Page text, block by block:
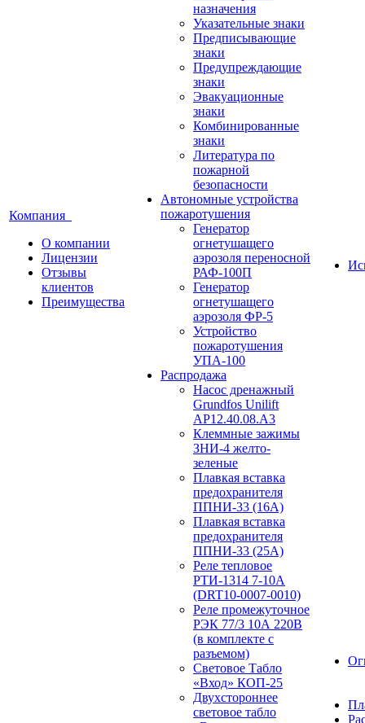
Компания
О компании
Лицензии
Отзывы
клиентов
Преимущества
назначения
Указательные знаки
Предписывающие
знаки
Предупреждающие
знаки
Эвакуационные
знаки
Комбинированные
знаки
Литература по
пожарной
безопасности
Автономные устройства
пожаротушения
Генератор
огнетушащего
аэрозоля переносной
РАФ-100П
Генератор
огнетушащего
аэрозоля ФР-5
Устройство
пожаротушения
УПА-100
Распродажа
Насос дренажный
Grundfos Unilift
АP12.40.08.A3
Клеммные зажимы
ЗНИ-4 желто-
зеленые
Плавкая вставка
предохранителя
ППНИ-33 (16А)
Плавкая вставка
предохранителя
ППНИ-33 (25А)
Реле тепловое
РТИ-1314 7-10А
(DRT10-0007-0010)
Реле промежуточное
РЭК 77/3 10А 220В
(в комплекте с
разъемом)
Световое Табло
«Вход» КОП-25
Двухстороннее
световое табло